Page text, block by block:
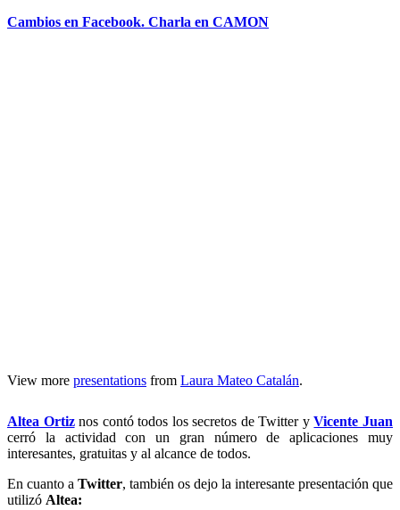
Cambios en Facebook. Charla en CAMON
View more presentations from Laura Mateo Catalán.
Altea Ortiznos contó todos los secretos de Twitter yVicente Juan
cerró la actividad con un gran número de aplicaciones muy
interesantes, gratuitas y al alcance de todos.
En cuanto a Twitter, también os dejo la interesante presentación que
utilizó Altea: